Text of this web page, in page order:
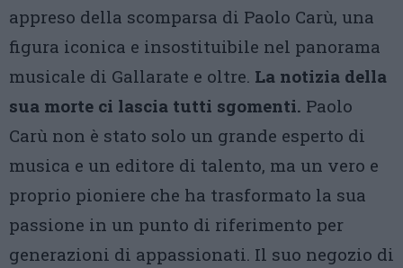
appreso della scomparsa di Paolo Carù, una
figura iconica e insostituibile nel panorama
musicale di Gallarate e oltre. La notizia della
sua morte ci lascia tutti sgomenti. Paolo
Carù non è stato solo un grande esperto di
musica e un editore di talento, ma un vero e
proprio pioniere che ha trasformato la sua
passione in un punto di riferimento per
generazioni di appassionati. Il suo negozio di